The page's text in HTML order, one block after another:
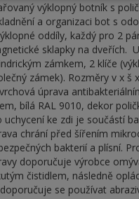
výklopný botník s
a organizaci bot s
oddíly, každý pro 2
sklapky na dveřích.
zámkem, 2 klíče
zámek). Rozměry v x š
úprava
bílá RAL 9010, dekor
uchycení ke zdi je součástí
chrání před šířením
bakterií a plísní.
doporučuje výrobce
čistidlem, následně
se používat